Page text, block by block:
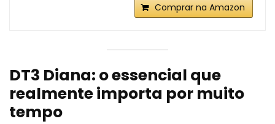
Comprar na Amazon
DT3 Diana: o essencial que
realmente importa por muito
tempo